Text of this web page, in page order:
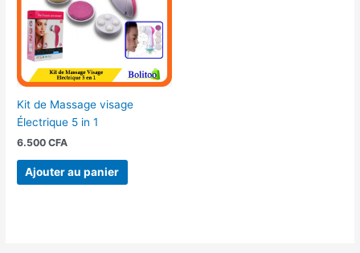
Kit de Massage visage
Électrique 5 in 1
6.500CFA
Ajouter au panier